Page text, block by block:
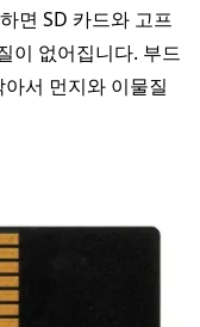
면 SD 카드와 고프
이 없어집니다. 부드
서 먼지와 이물질